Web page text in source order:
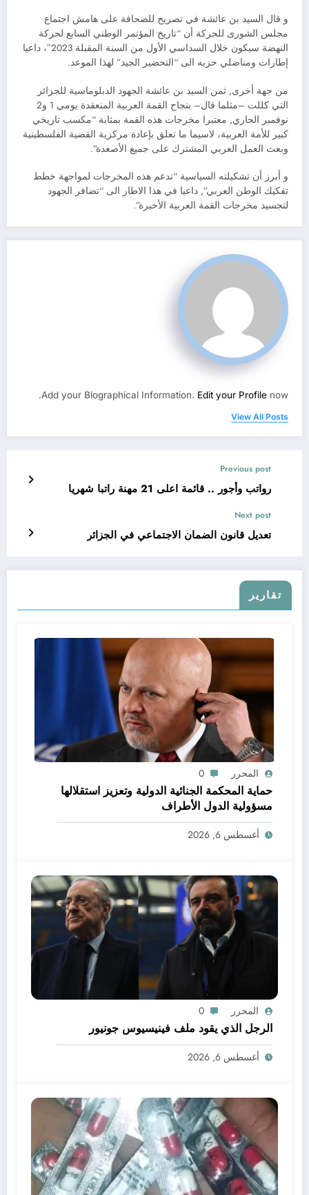
و قال السيد بن عائشة في تصريح للصحافة على هامش اجتماع
مجلس الشورى للحركة أن “تاريخ المؤتمر الوطني السابع لحركة
النهضة سيكون خلال السداسي الأول من السنة المقبلة 2023″، داعيا
إطارات ومناضلي حزبه الى “التحضير الجيد” لهذا الموعد.
من جهة أخرى, ثمن السيد بن عائشة الجهود الدبلوماسية للجزائر
التي كللت –مثلما قال– بنجاح القمة العربية المنعقدة يومي 1 و2
نوفمبر الجاري, معتبرا مخرجات هذه القمة بمثابة “مكسب تاريخي
كبير للأمة العربية، لاسيما ما تعلق بإعادة مركزية القضية الفلسطينية
وبعث العمل العربي المشترك على جميع الأصعدة”.
و أبرز أن تشكيلته السياسية “تدعم هذه المخرجات لمواجهة خطط
تفكيك الوطن العربي”, داعيا في هذا الاطار الى “تضافر الجهود
لتجسيد مخرجات القمة العربية الأخيرة”.
Add your Biographical Information. Edit your Profile now.
View All Posts
Previous post
رواتب وأجور .. قائمة اعلى 21 مهنة راتبا شهريا
Next post
تعديل قانون الضمان الاجتماعي في الجزائر
تقارير
المحرر 0
حماية المحكمة الجنائية الدولية وتعزيز استقلالها
مسؤولية الدول الأطراف
أغسطس 6, 2026
المحرر 0
الرجل الذي يقود ملف فينيسيوس جونيور
أغسطس 6, 2026